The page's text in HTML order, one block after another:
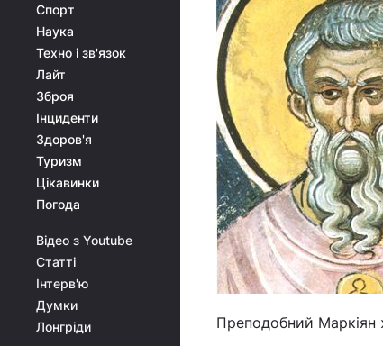
Спорт
Наука
Техно і зв'язок
Лайт
Зброя
Інциденти
Здоров'я
Туризм
Цікавинки
Погода
Відео з Youtube
Статті
Інтерв'ю
Думки
Лонгріди
Преподобний Маркіян